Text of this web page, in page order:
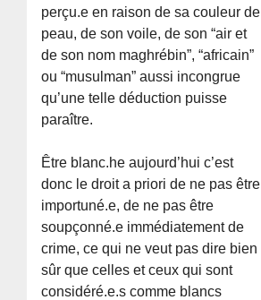
perçu.e en raison de sa couleur de
peau, de son voile, de son “air et
de son nom maghrébin”, “africain”
ou “musulman” aussi incongrue
qu’une telle déduction puisse
paraître.
Être blanc.he aujourd’hui c’est
donc le droit a priori de ne pas être
importuné.e, de ne pas être
soupçonné.e immédiatement de
crime, ce qui ne veut pas dire bien
sûr que celles et ceux qui sont
considéré.e.s comme blancs